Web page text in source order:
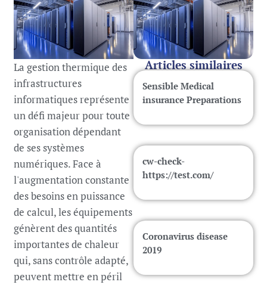
La gestion thermique des
infrastructures
informatiques représente
un défi majeur pour toute
organisation dépendant
de ses systèmes
numériques. Face à
l'augmentation constante
des besoins en puissance
de calcul, les équipements
génèrent des quantités
importantes de chaleur
qui, sans contrôle adapté,
peuvent mettre en péril
Articles similaires
Sensible Medical
insurance Preparations
cw-check-
https://test.com/
Coronavirus disease
2019